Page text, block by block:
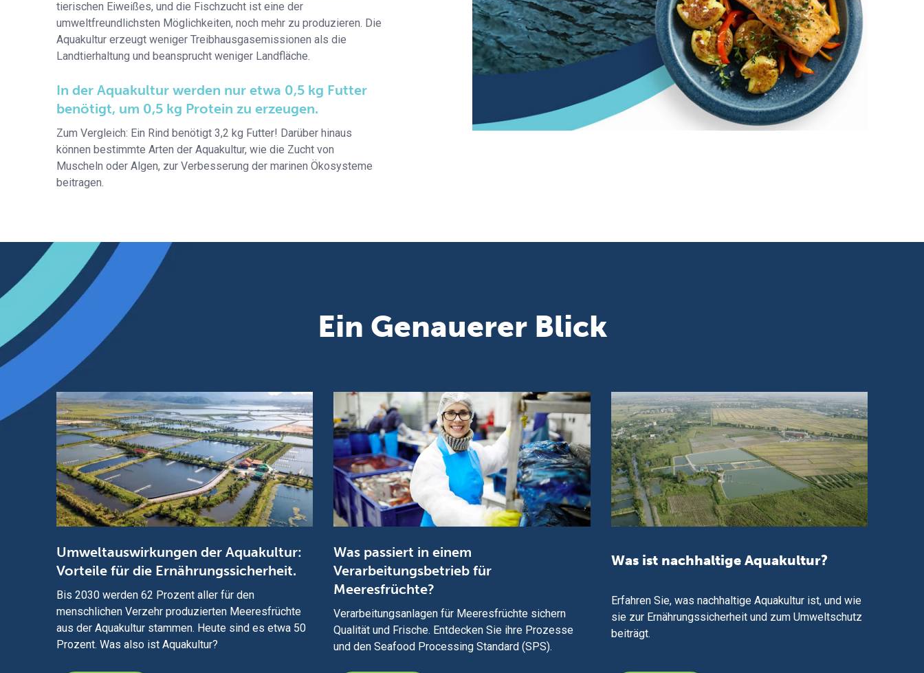
tierischen Eiweißes, und die Fischzucht ist eine der
umweltfreundlichsten Möglichkeiten, noch mehr zu produzieren. Die
Aquakultur erzeugt weniger Treibhausgasemissionen als die
Landtierhaltung und beansprucht weniger Landfläche.
In der Aquakultur werden nur etwa 0,5 kg Futter
benötigt, um 0,5 kg Protein zu erzeugen.
Zum Vergleich: Ein Rind benötigt 3,2 kg Futter! Darüber hinaus
können bestimmte Arten der Aquakultur, wie die Zucht von
Muscheln oder Algen, zur Verbesserung der marinen Ökosysteme
beitragen.
Ein Genauerer Blick
Umweltauswirkungen der Aquakultur:
Vorteile für die Ernährungssicherheit.
Bis 2030 werden 62 Prozent aller für den
menschlichen Verzehr produzierten Meeresfrüchte
aus der Aquakultur stammen. Heute sind es etwa 50
Prozent. Was also ist Aquakultur?
Was passiert in einem
Verarbeitungsbetrieb für
Meeresfrüchte?
Verarbeitungsanlagen für Meeresfrüchte sichern
Qualität und Frische. Entdecken Sie ihre Prozesse
und den Seafood Processing Standard (SPS).
Was ist nachhaltige Aquakultur?
Erfahren Sie, was nachhaltige Aquakultur ist, und wie
sie zur Ernährungssicherheit und zum Umweltschutz
beiträgt.